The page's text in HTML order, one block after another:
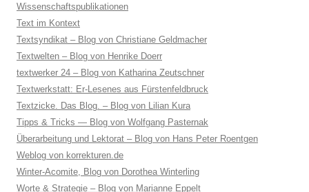
Wissenschaftspublikationen
Text im Kontext
Textsyndikat – Blog von Christiane Geldmacher
Textwelten – Blog von Henrike Doerr
textwerker 24 – Blog von Katharina Zeutschner
Textwerkstatt: Er-Lesenes aus Fürstenfeldbruck
Textzicke. Das Blog. – Blog von Lilian Kura
Tipps & Tricks — Blog von Wolfgang Pasternak
Überarbeitung und Lektorat – Blog von Hans Peter Roentgen
Weblog von korrekturen.de
Winter-Acomite, Blog von Dorothea Winterling
Worte & Strategie – Blog von Marianne Eppelt